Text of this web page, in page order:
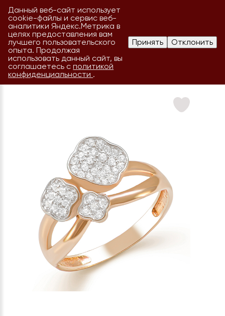
Данный веб-сайт использует
cookie-файлы и сервис веб-
аналитики Яндекс.Метрика в
целях предоставления вам
лучшего пользовательского
опыта. Продолжая
использовать данный сайт, вы
соглашаетесь сполитикой
конфиденциальности .
Принять Отклонить